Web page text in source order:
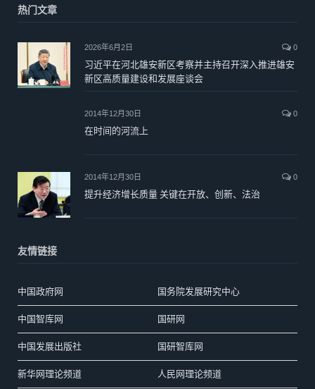
热门文章
2026年6月2日 0
习近平在河北雄安新区考察并主持召开深入推进雄安
新区高质量建设和发展座谈会
2014年12月30日 0
在时间的河流上
2014年12月30日 0
提升经济增长质量 关键在开放、创新、法治
友情链接
中国政府网 国务院发展研究中心
中国智库网 国研网
中国发展出版社 国研智库网
新华网理论频道 人民网理论频道